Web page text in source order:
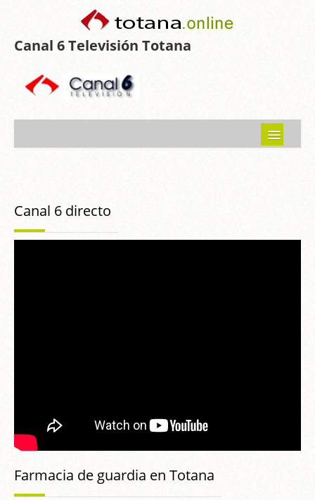
Canal 6 Televisión Totana
Programas emitidos
Canal 6 directo
Farmacia de guardia en Totana